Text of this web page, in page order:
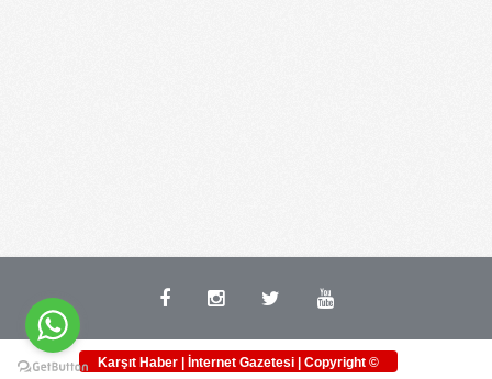
Karşıt Haber | İnternet Gazetesi | Copyright ©